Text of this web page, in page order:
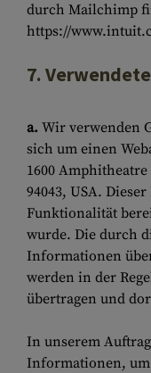
durch Mailchimp
https://
7.
a. Wir verwenden
sich um einen
1600
94043, USA.
Funktionalität
wurde. Die durch
Informationen
werden in der
übertragen und
In unserem
Informationen, um